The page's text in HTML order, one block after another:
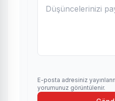
E-posta adresiniz
yorumunuz görüntülenir.